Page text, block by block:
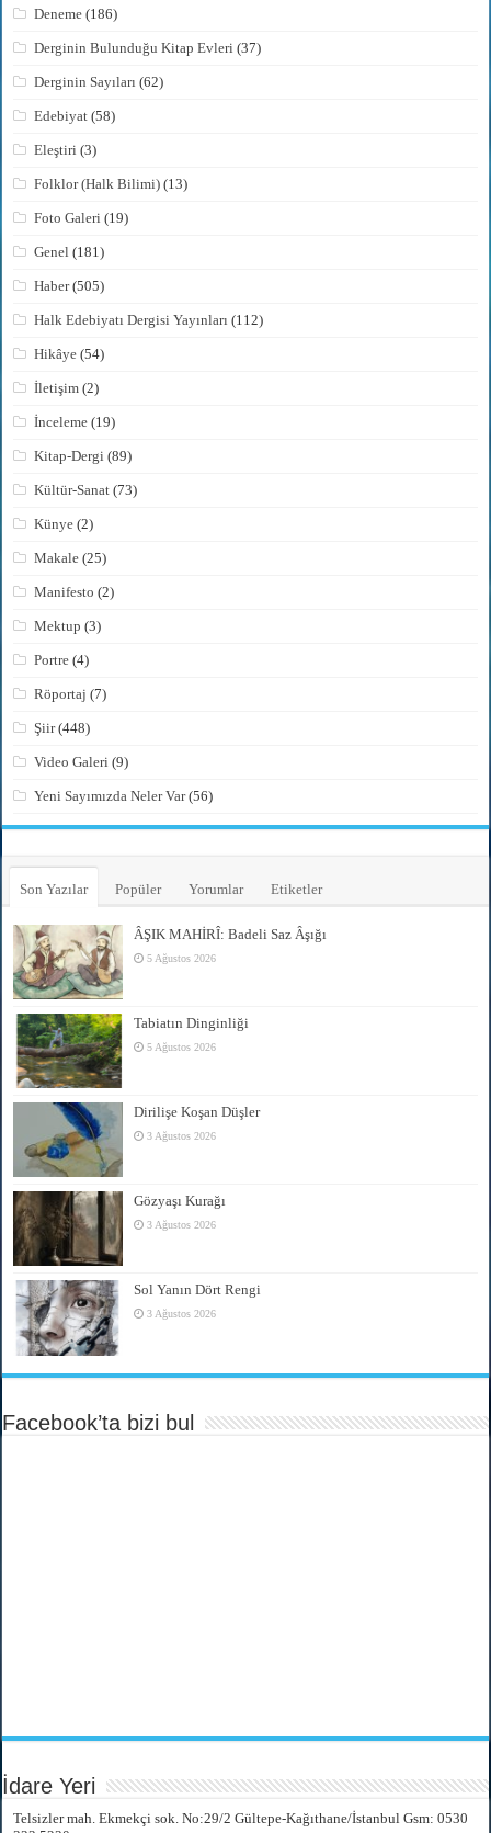
Deneme (186)
Derginin Bulunduğu Kitap Evleri (37)
Derginin Sayıları (62)
Edebiyat (58)
Eleştiri (3)
Folklor (Halk Bilimi) (13)
Foto Galeri (19)
Genel (181)
Haber(505)
Halk Edebiyatı Dergisi Yayınları (112)
Hikâye (54)
İletişim (2)
İnceleme (19)
Kitap-Dergi (89)
Kültür-Sanat (73)
Künye (2)
Makale (25)
Manifesto (2)
Mektup (3)
Portre (4)
Röportaj (7)
Şiir(448)
Video Galeri (9)
Yeni Sayımızda Neler Var(56)
Son Yazılar Popüler Yorumlar Etiketler
ÂŞIK MAHİRÎ: Badeli Saz Âşığı
5 Ağustos 2026
Tabiatın Dinginliği
5 Ağustos 2026
Dirilişe Koşan Düşler
3 Ağustos 2026
Gözyaşı Kurağı
3 Ağustos 2026
Sol Yanın Dört Rengi
3 Ağustos 2026
Facebook’ta bizi bul
İdare Yeri
Telsizler mah. Ekmekçi sok. No:29/2 Gültepe-Kağıthane/İstanbul Gsm: 0530